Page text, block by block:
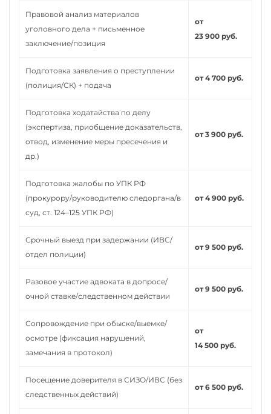
Правовой анализ материалов
уголовного дела + письменное
заключение/позиция
от
23 900 руб.
Подготовка заявления о преступлении
(полиция/СК) + подача
от 4 700 руб.
Подготовка ходатайства по делу
(экспертиза, приобщение доказательств,
отвод, изменение меры пресечения и
др.)
от 3 900 руб.
Подготовка жалобы по УПК РФ
(прокурору/руководителю следоргана/в
суд, ст. 124–125 УПК РФ)
от 4 900 руб.
Срочный выезд при задержании (ИВС/
отдел полиции)
от 9 500 руб.
Разовое участие адвоката в допросе/
очной ставке/следственном действии
от 9 500 руб.
Сопровождение при обыске/выемке/
осмотре (фиксация нарушений,
замечания в протокол)
от
14 500 руб.
Посещение доверителя в СИЗО/ИВС (без
следственных действий)
от 6 500 руб.